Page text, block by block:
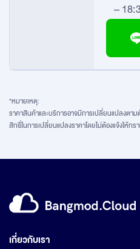
–
*หมายเหตุ:
ราคาสินค้าและบริการอาจมีการเปลี่ยนแปลงต
สิทธิ์ในการเปลี่ยนแปลงราคาโดยไม่ต้องแจ้งให้ทร
เกี่ยวกับเรา